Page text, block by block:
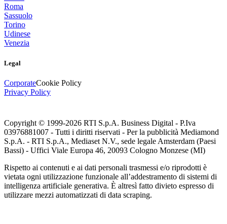
Roma
Sassuolo
Torino
Udinese
Venezia
Legal
CorporateCookie Policy
Privacy Policy
Copyright © 1999-2026 RTI S.p.A. Business Digital - P.Iva
03976881007 - Tutti i diritti riservati - Per la pubblicità Mediamond
S.p.A. - RTI S.p.A., Mediaset N.V., sede legale Amsterdam (Paesi
Bassi) - Uffici Viale Europa 46, 20093 Cologno Monzese (MI)
Rispetto ai contenuti e ai dati personali trasmessi e/o riprodotti è
vietata ogni utilizzazione funzionale all’addestramento di sistemi di
intelligenza artificiale generativa. È altresì fatto divieto espresso di
utilizzare mezzi automatizzati di data scraping.